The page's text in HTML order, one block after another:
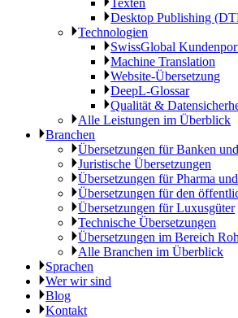
Desktop Publishing
Technologien
SwissGlobal
Machine Translation
Website-Übersetzung
DeepL-Glossar
Qualität &
Alle Leistungen im Überblick
Branchen
Übersetzungen für Banken
Juristische Übersetzungen
Übersetzungen für Pharma
Übersetzungen für den
Übersetzungen für Luxusgüter
Technische Übersetzungen
Übersetzungen im Bereich
Alle Branchen im Überblick
Sprachen
Wer wir sind
Blog
Kontakt